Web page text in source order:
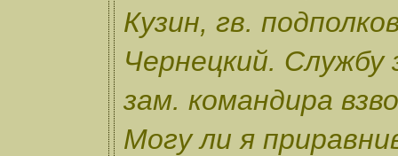
Кузин, гв.
Чернецкий. Службу
зам. командира
Могу ли я